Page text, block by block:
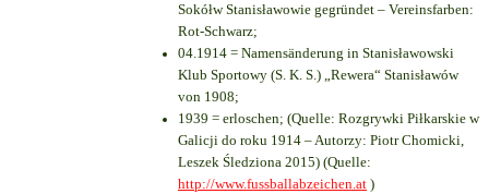
Sokółw Stanisławowie gegründet – Vereinsfarben:
Rot-Schwarz;
04.1914 = Namensänderung in Stanisławowski
Klub Sportowy (S. K. S.) „Rewera“ Stanisławów
von 1908;
1939 = erloschen; (Quelle: Rozgrywki Piłkarskie w
Galicji do roku 1914 – Autorzy: Piotr Chomicki,
Leszek Śledziona 2015) (Quelle:
http://www.fussballabzeichen.at )